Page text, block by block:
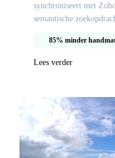
synchroniseert met
semantische
85% minder
Lees verder